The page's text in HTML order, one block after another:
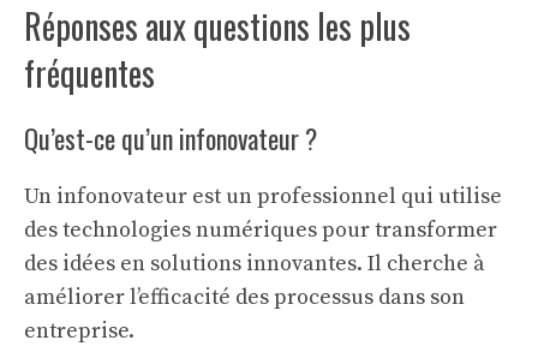
Réponses aux questions les plus
fréquentes
Qu’est-ce qu’un infonovateur ?
Un infonovateur est un professionnel qui utilise
des technologies numériques pour transformer
des idées en solutions innovantes. Il cherche à
améliorer l’efficacité des processus dans son
entreprise.